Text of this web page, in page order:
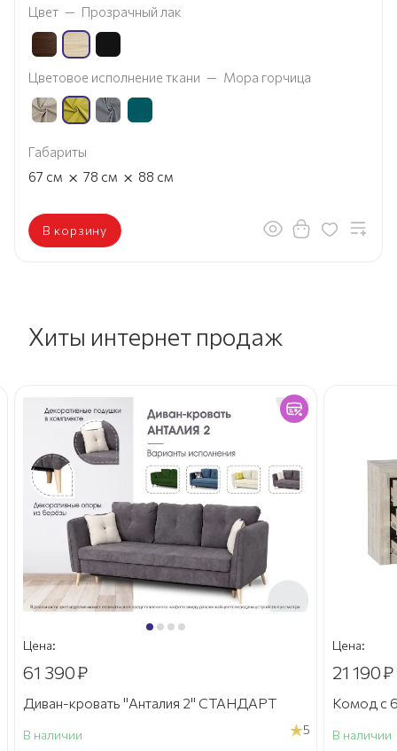
Цвет — Прозрачный лак
Цветовое исполнение ткани — Мора горчица
Габариты
67 см × 78 см × 88 см
В корзину
Хиты интернет продаж
Цена:
61 390₽
Диван-кровать "Анталия 2" СТАНДАРТ
В наличии 5
Цена:
21 190₽
Комод с
В наличии